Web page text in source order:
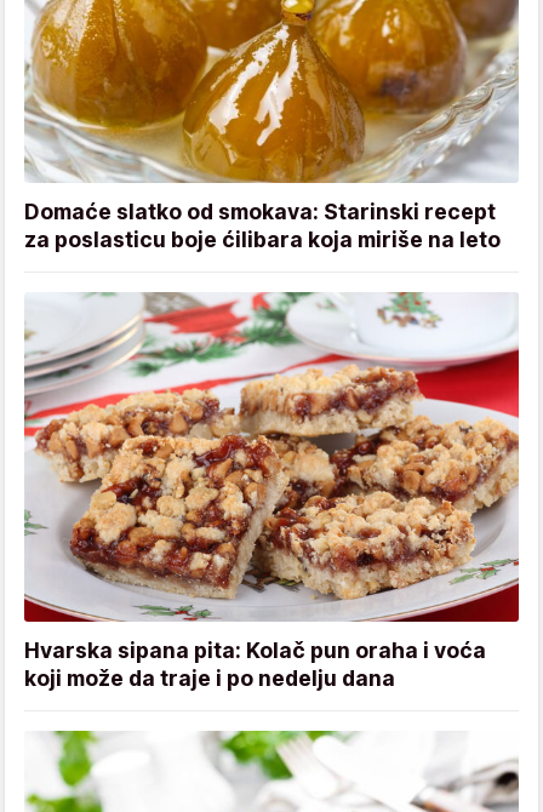
Domaće slatko od smokava: Starinski recept
za poslasticu boje ćilibara koja miriše na leto
Hvarska sipana pita: Kolač pun oraha i voća
koji može da traje i po nedelju dana